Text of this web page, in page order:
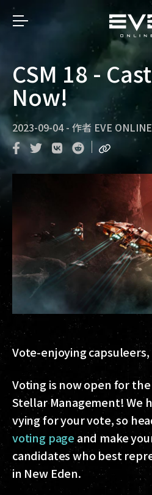
CSM 18 -
Now!
2023-09-04 - 作者 EVE
Vote-enjoying capsuleers,
Voting is now open for
Stellar Management! We
vying for your vote, so
voting page and make
candidates who best
in New Eden.